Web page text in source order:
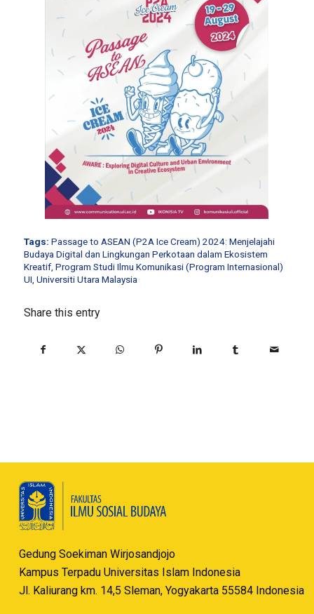
Tags: Passage to ASEAN (P2A Ice Cream) 2024: Menjelajahi
Budaya Digital dan Lingkungan Perkotaan dalam Ekosistem
Kreatif, Program Studi Ilmu Komunikasi (Program Internasional)
UI Universiti Utara Malaysia
Share this entry
Gedung Soekiman Wirjosandjojo
Kampus Terpadu Universitas Islam Indonesia
Jl. Kaliurang km. 14,5 Sleman, Yogyakarta 55584 Indonesia